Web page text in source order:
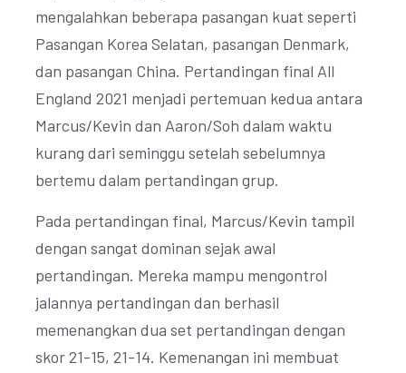
mengalahkan beberapa pasangan kuat seperti
Pasangan Korea Selatan, pasangan Denmark,
dan pasangan China. Pertandingan final All
England 2021 menjadi pertemuan kedua antara
Marcus/Kevin dan Aaron/Soh dalam waktu
kurang dari seminggu setelah sebelumnya
bertemu dalam pertandingan grup.
Pada pertandingan final, Marcus/Kevin tampil
dengan sangat dominan sejak awal
pertandingan. Mereka mampu mengontrol
jalannya pertandingan dan berhasil
memenangkan dua set pertandingan dengan
skor 21-15, 21-14. Kemenangan ini membuat